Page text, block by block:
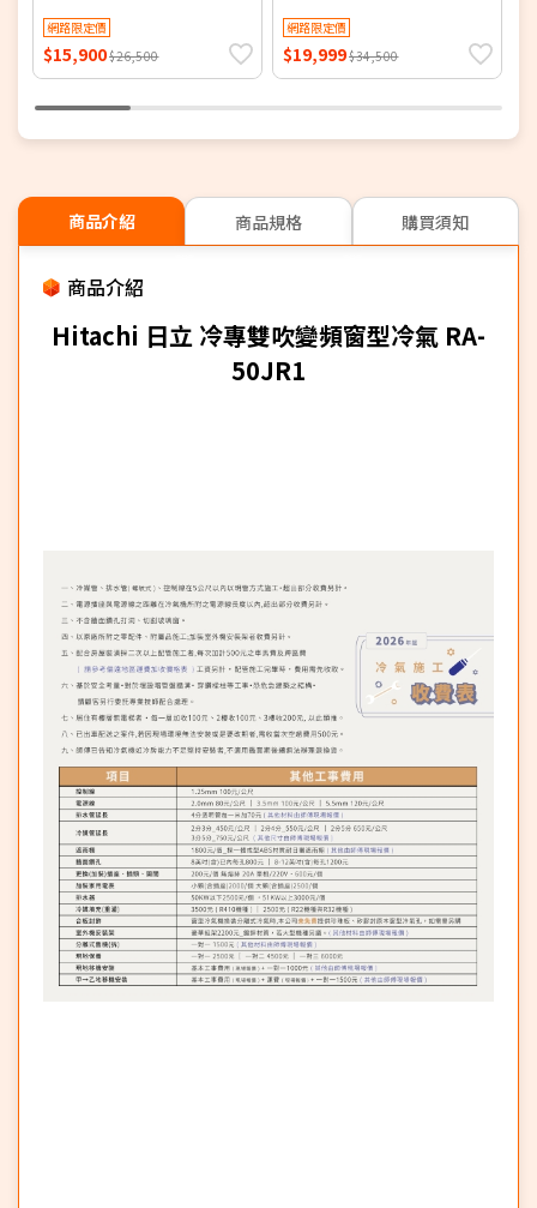
S29HG1 【含基本安裝+舊
機回收】【加贈2000元好禮
+1年安裝保固】
網路限定價
$15,900$26,500
S37HG1-1/RC-
S37HG1【含基本安裝+舊機
回收】【加贈2000元好禮
網路限定價
$19,999$34,500
商品介紹 商品規格 購買須知
商品介紹
Hitachi 日立 冷專雙吹變頻窗型冷氣 RA-
50JR1